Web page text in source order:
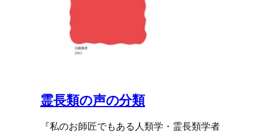
霊長類の声の分類
『私のお師匠でもある人類学・霊長類学者